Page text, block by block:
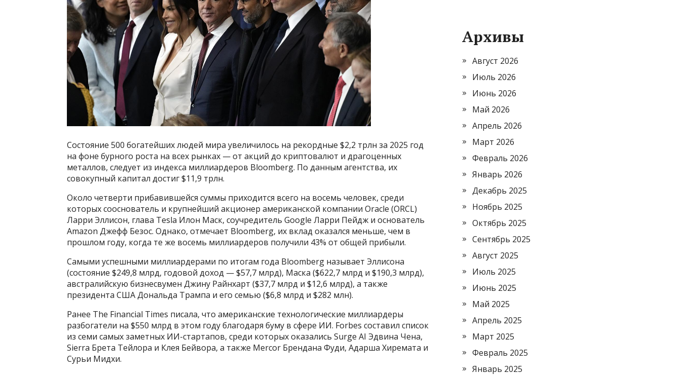
Состояние 500 богатейших людей мира увеличилось на рекордные $2,2 трлн за 2025 год
на фоне бурного роста на всех рынках — от акций до криптовалют и драгоценных
металлов, следует из индекса миллиардеров Bloomberg. По данным агентства, их
совокупный капитал достиг $11,9 трлн.
Около четверти прибавившейся суммы приходится всего на восемь человек, среди
которых сооснователь и крупнейший акционер американской компании Oracle (ORCL)
Ларри Эллисон, глава Tesla Илон Маск, соучредитель Google Ларри Пейдж и основатель
Amazon Джефф Безос. Однако, отмечает Bloomberg, их вклад оказался меньше, чем в
прошлом году, когда те же восемь миллиардеров получили 43% от общей прибыли.
Самыми успешными миллиардерами по итогам года Bloomberg называет Эллисона
(состояние $249,8 млрд, годовой доход — $57,7 млрд), Маска ($622,7 млрд и $190,3 млрд),
австралийскую бизнесвумен Джину Райнхарт ($37,7 млрд и $12,6 млрд), а также
президента США Дональда Трампа и его семью ($6,8 млрд и $282 млн).
Ранее The Financial Times писала, что американские технологические миллиардеры
разбогатели на $550 млрд в этом году благодаря буму в сфере ИИ. Forbes составил список
из семи самых заметных ИИ-стартапов, среди которых оказались Surge AI Эдвина Чена,
Sierra Брета Тейлора и Клея Бейвора, а также Mercor Брендана Фуди, Адарша Хиремата и
Сурьи Мидхи.
Архивы
Август 2026
Июль 2026
Июнь 2026
Май 2026
Апрель 2026
Март 2026
Февраль 2026
Январь 2026
Декабрь 2025
Ноябрь 2025
Октябрь 2025
Сентябрь 2025
Август 2025
Июль 2025
Июнь 2025
Май 2025
Апрель 2025
Март 2025
Февраль 2025
Январь 2025